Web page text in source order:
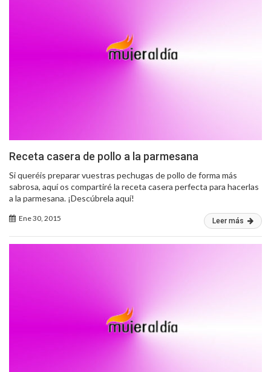
Receta casera de pollo a la parmesana
Si queréis preparar vuestras pechugas de pollo de forma más
sabrosa, aquí os compartiré la receta casera perfecta para hacerlas
a la parmesana. ¡Descúbrela aquí!
Ene 30, 2015 Leer más